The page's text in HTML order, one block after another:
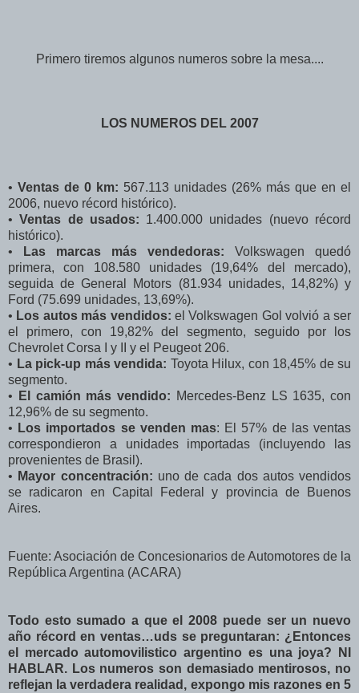
Primero tiremos algunos numeros sobre la mesa....
LOS NUMEROS DEL 2007
• Ventas de 0 km: 567.113 unidades (26% más que en el
2006, nuevo récord histórico).
•Ventas de usados: 1.400.000 unidades (nuevo récord
histórico).
•
Las marcas más vendedoras: Volkswagen quedó
primera, con 108.580 unidades (19,64% del mercado),
seguida de General Motors (81.934 unidades, 14,82%) y
Ford (75.699 unidades, 13,69%).
• Los autos más vendidos: el Volkswagen Gol volvió a ser
el primero, con 19,82% del segmento, seguido por los
Chevrolet Corsa I y II y el Peugeot 206.
• La pick-up más vendida: Toyota Hilux, con 18,45% de su
segmento.
•
El camión más vendido: Mercedes-Benz LS 1635, con
12,96% de su segmento.
• Los importados se venden mas: El 57% de las ventas
correspondieron a unidades importadas (incluyendo las
provenientes de Brasil).
• Mayor concentración: uno de cada dos autos vendidos
se radicaron en Capital Federal y provincia de Buenos
Aires.
Fuente: Asociación de Concesionarios de Automotores de la
República Argentina (ACARA)
Todo esto sumado a que el 2008 puede ser un nuevo
año récord en ventas…uds se preguntaran: ¿Entonces
el mercado automovilistico argentino es una joya? NI
HABLAR. Los numeros son demasiado mentirosos, no
reflejan la verdadera realidad, expongo mis razones en 5